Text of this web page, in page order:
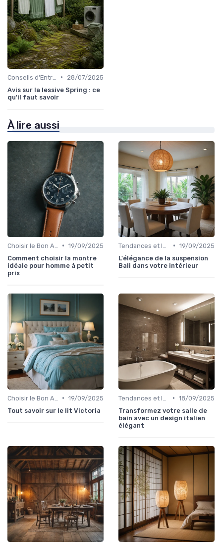
•
28/07/2025
Avis sur la lessive Spring : ce
qu'il faut savoir
À lire aussi
• 19/09/2025
Comment choisir la montre
idéale pour homme à petit
prix
• 19/09/2025
L'élégance de la suspension
Bali dans votre intérieur
• 19/09/2025
Tout savoir sur le lit Victoria
• 18/09/2025
Transformez votre salle de
bain avec un design italien
élégant